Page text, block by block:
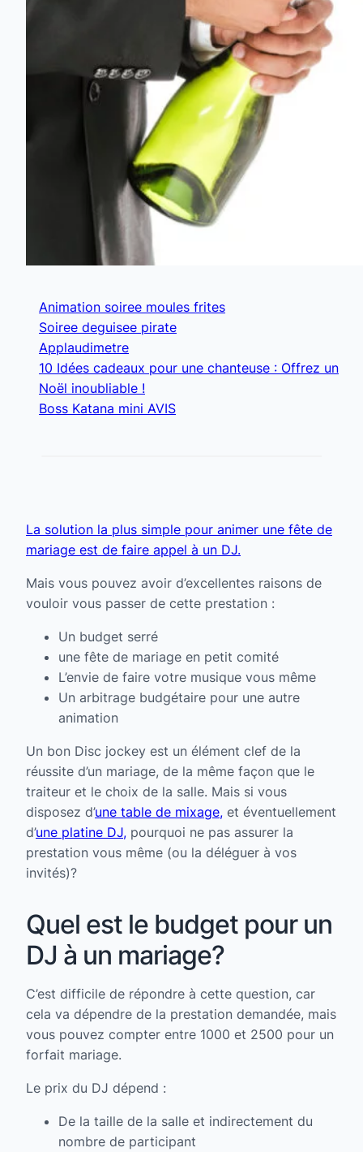
Animation soiree moules frites
Soiree deguisee pirate
Applaudimetre
10 Idées cadeaux pour une chanteuse : Offrez un
Noël inoubliable !
Boss Katana mini AVIS
La solution la plus simple pour animer une fête de
mariage est de faire appel à un DJ.
Mais vous pouvez avoir d’excellentes raisons de
vouloir vous passer de cette prestation :
Un budget serré
une fête de mariage en petit comité
L’envie de faire votre musique vous même
Un arbitrage budgétaire pour une autre
animation
Un bon Disc jockey est un élément clef de la
réussite d’un mariage, de la même façon que le
traiteur et le choix de la salle. Mais si vous
disposez d’une table de mixage, et éventuellement
d’une platine DJ, pourquoi ne pas assurer la
prestation vous même (ou la déléguer à vos
invités)?
Quel est le budget pour un
DJ à un mariage?
C’est difficile de répondre à cette question, car
cela va dépendre de la prestation demandée, mais
vous pouvez compter entre 1000 et 2500 pour un
forfait mariage.
Le prix du DJ dépend :
De la taille de la salle et indirectement du
nombre de participant